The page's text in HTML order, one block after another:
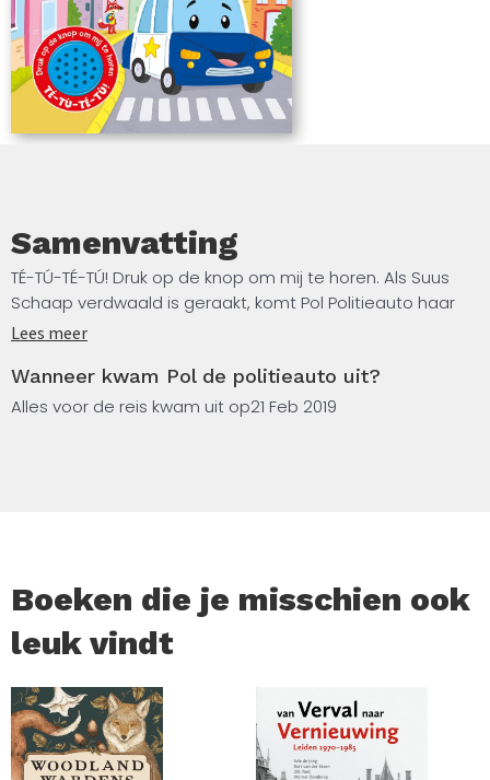
Samenvatting
TÉ-TÚ-TÉ-TÚ! Druk op de knop om mij te horen. Als Suus
Schaap verdwaald is geraakt, komt Pol Politieauto haar
redden.
Dankzij de geluidsknop die kinderen dolgraag indrukken
wordt voorlezen vanaf nu een echte belevenis.
Lees meer
Wanneer kwam Pol de politieauto uit?
Alles voor de reis kwam uit op21 Feb 2019
Boeken die je misschien ook
leuk vindt